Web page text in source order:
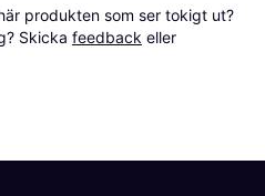
produkten som ser tokigt ut?
Skicka feedback eller